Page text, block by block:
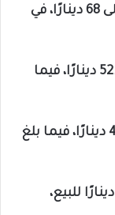
فيما بلغ سعر بيع غرام الذهب عيار 24 إلى 68 دينارًا، في
وبلغ سعر بيع غرام الذهب عيار 18 عند 52.7 دينارًا، فيما
كما بلغ سعر غرام الذهب عيار 14 عند 40 دينارًا، فيما بلغ
أما سعر الليرة الإنجليزي فقد بلغ 473.6 دينارًا للبيع،